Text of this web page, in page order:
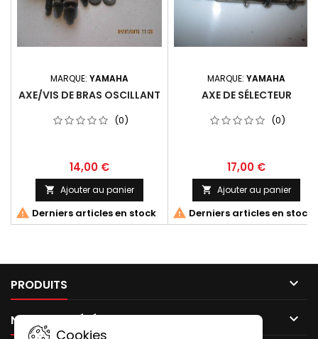
MARQUE: YAMAHA
AXE/VIS DE BRAS OSCILLANT
(0)
14,00 €
 Ajouter au panier
 Derniers articles en stock
MARQUE: YAMAHA
AXE DE SÉLECTEUR
(0)
17,00 €
 Ajouter au panier
 Derniers articles en stock
PRODUITS 
NOTRE SOCIÉTÉ 
Cookies